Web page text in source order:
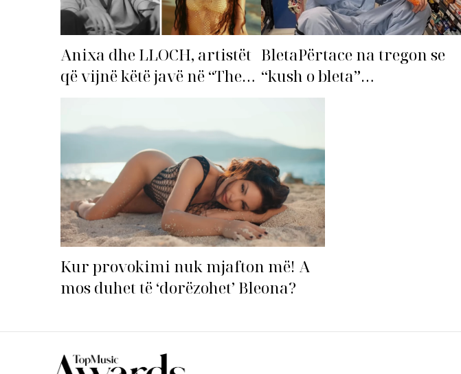
Anixa dhe LLOCH, artistët
që vijnë këtë javë në “The
BletaPërtace na tregon se
“kush o bleta”…
Kur provokimi nuk mjafton më! A
mos duhet të ‘dorëzohet’ Bleona?